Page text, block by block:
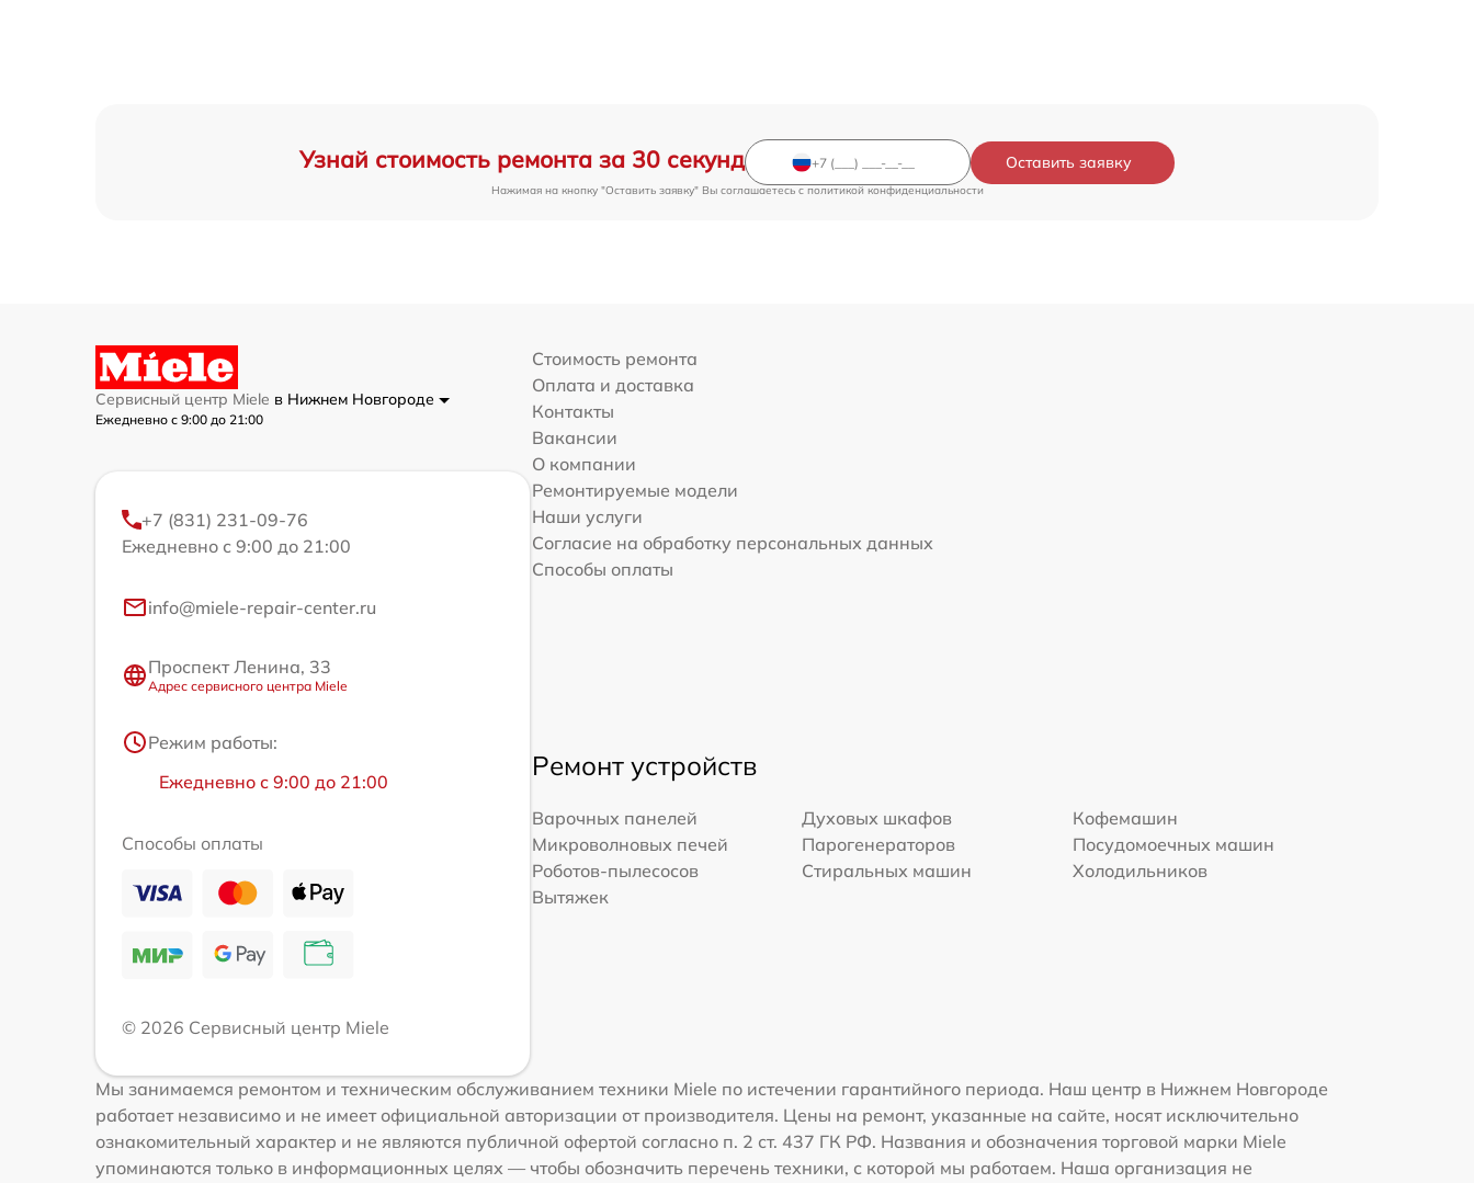
Узнай стоимость ремонта за 30 секунд Оставить заявку
Нажимая на кнопку "Оставить заявку" Вы соглашаетесь cполитикой конфиденциальности
Сервисный центр Miele в Нижнем Новгороде
Ежедневно с 9:00 до 21:00
+7 (831) 231-09-76
Ежедневно с 9:00 до 21:00
info@miele-repair-center.ru
Проспект Ленина, 33
Адрес сервисного центра Miele
Режим работы:
Ежедневно с 9:00 до 21:00
Способы оплаты
© 2026 Сервисный центр Miele
Стоимость ремонта
Оплата и доставка
Контакты
Вакансии
О компании
Ремонтируемые модели
Наши услуги
Согласие на обработку персональных данных
Способы оплаты
Ремонт устройств
Варочных панелей Духовых шкафов
Кофемашин
Микроволновых печей
Парогенераторов
Посудомоечных машин
Роботов-пылесосов
Стиральных машин
Холодильников
Вытяжек
Мы занимаемся ремонтом и техническим обслуживанием техники Miele по истечении гарантийного периода. Наш центр в Нижнем Новгороде
работает независимо и не имеет официальной авторизации от производителя. Цены на ремонт, указанные на сайте, носят исключительно
ознакомительный характер и не являются публичной офертой согласно п. 2 ст. 437 ГК РФ. Названия и обозначения торговой марки Miele
упоминаются только в информационных целях — чтобы обозначить перечень техники, с которой мы работаем. Наша организация не